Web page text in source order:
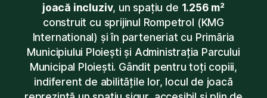
joacă incluziv, un spațiu de 1.256 m²
construit cu sprijinul Rompetrol (KMG
International) și în parteneriat cu Primăria
Municipiului Ploiești și Administrația Parcului
Municipal Ploiești. Gândit pentru toți copiii,
indiferent de abilitățile lor, locul de joacă